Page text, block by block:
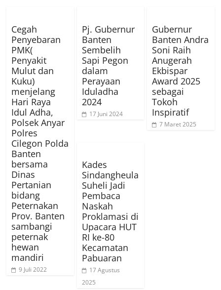
Cegah
Penyebaran
PMK(
Penyakit
Mulut dan
Kuku)
menjelang
Hari Raya
Idul Adha,
Polsek Anyar
Polres
Cilegon Polda
Banten
bersama
Dinas
Pertanian
bidang
Peternakan
Prov. Banten
sambangi
peternak
hewan
mandiri
9 Juli 2022
Pj. Gubernur
Banten
Sembelih
Sapi Pegon
dalam
Perayaan
Iduladha
2024
17 Juni 2024
Gubernur
Banten Andra
Soni Raih
Anugerah
Ekbispar
Award 2025
sebagai
Tokoh
Inspiratif
7 Maret 2025
Kades
Sindangheula
Suheli Jadi
Pembaca
Naskah
Proklamasi di
Upacara HUT
RI ke-80
Kecamatan
Pabuaran
17 Agustus
2025